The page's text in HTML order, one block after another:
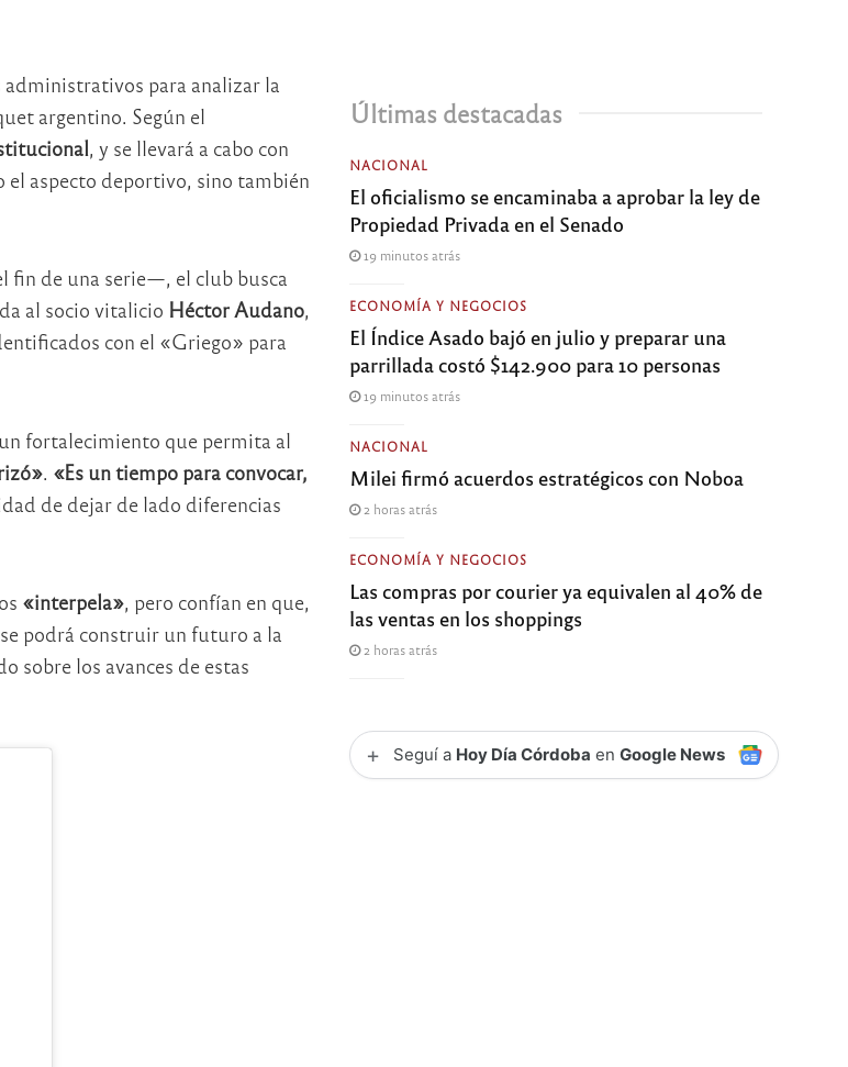
para analizar la
argentino. Según el
, y se llevará a cabo con
el aspecto deportivo, sino también
fin de una serie—, el club busca
al socio vitalicio Héctor Audano,
con el «Griego» para
fortalecimiento que permita al
. «Es un tiempo para convocar,
de dejar de lado diferencias
«interpela», pero confían en que,
podrá construir un futuro a la
sobre los avances de estas
Últimas destacadas
NACIONAL
El oficialismo se encaminaba a aprobar la ley de
Propiedad Privada en el Senado
19 minutos atrás
ECONOMÍA Y NEGOCIOS
El Índice Asado bajó en julio y preparar una
parrillada costó $142.900 para 10 personas
19 minutos atrás
NACIONAL
Milei firmó acuerdos estratégicos con Noboa
2 horas atrás
ECONOMÍA Y NEGOCIOS
Las compras por courier ya equivalen al 40% de
las ventas en los shoppings
2 horas atrás
+ Seguí a Hoy Día Córdoba enGoogle News